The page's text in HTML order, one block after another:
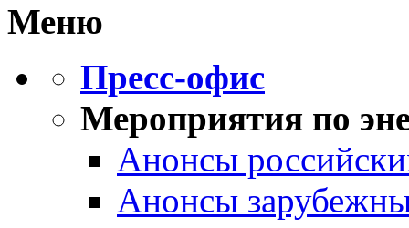
Меню
Пресс-офис
Мероприятия по
Анонсы
Анонсы